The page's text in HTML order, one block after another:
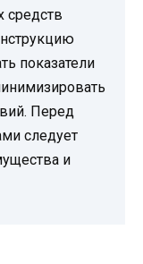
средств
показатели
Перед
следует
и